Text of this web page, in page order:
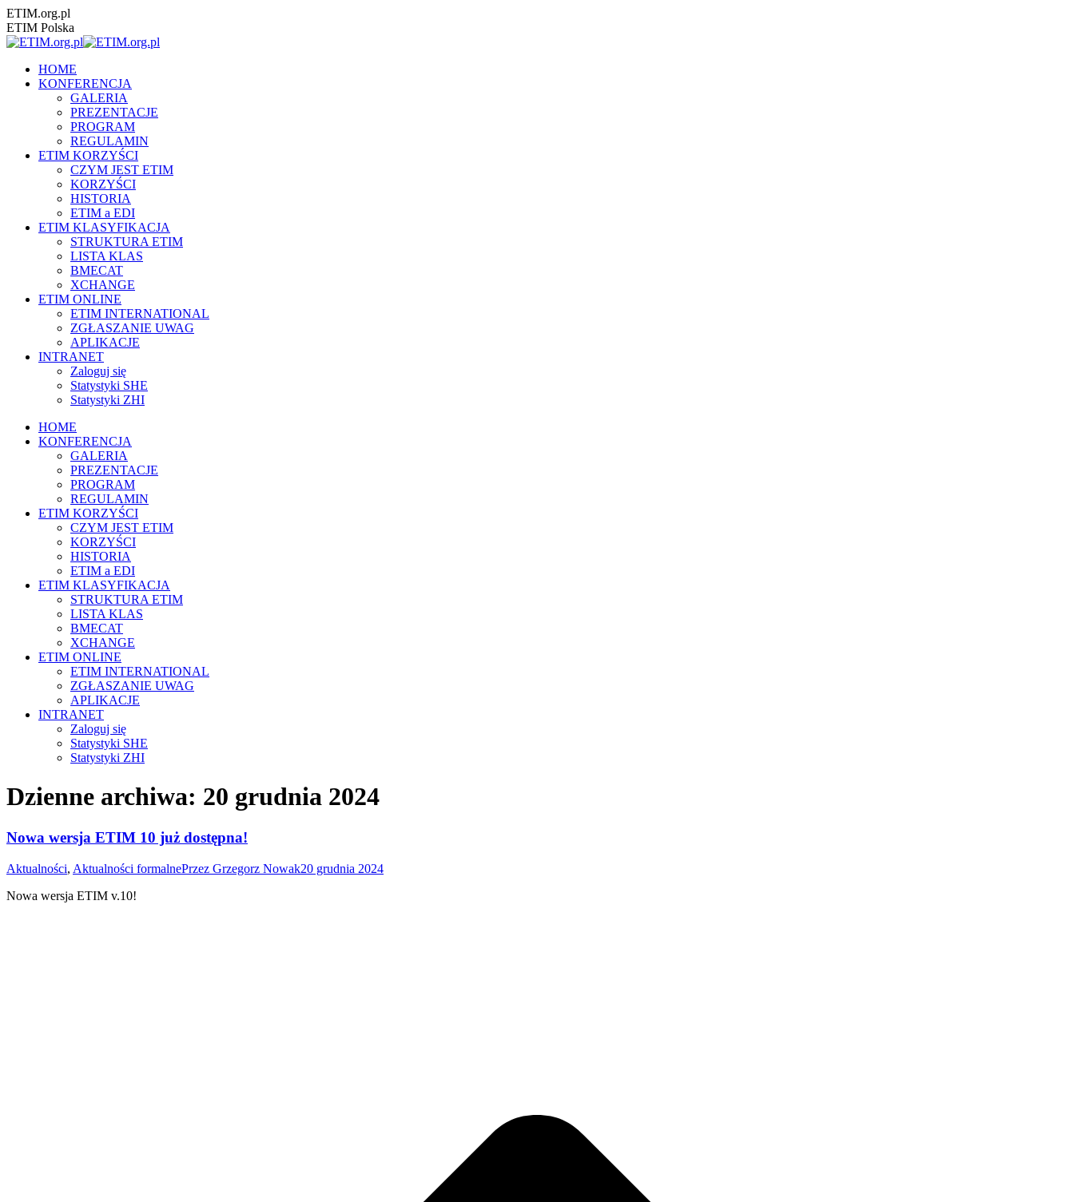
Przewiń
do
zawartości
ETIM.org.pl
ETIM Polska
HOME
KONFERENCJA
GALERIA
PREZENTACJE
PROGRAM
REGULAMIN
ETIM KORZYŚCI
CZYM JEST ETIM
KORZYŚCI
HISTORIA
ETIM a EDI
ETIM KLASYFIKACJA
STRUKTURA ETIM
LISTA KLAS
BMECAT
XCHANGE
ETIM ONLINE
ETIM INTERNATIONAL
ZGŁASZANIE UWAG
APLIKACJE
INTRANET
Zaloguj się
Statystyki SHE
Statystyki ZHI
HOME
KONFERENCJA
GALERIA
PREZENTACJE
PROGRAM
REGULAMIN
ETIM KORZYŚCI
CZYM JEST ETIM
KORZYŚCI
HISTORIA
ETIM a EDI
ETIM KLASYFIKACJA
STRUKTURA ETIM
LISTA KLAS
BMECAT
XCHANGE
ETIM ONLINE
ETIM INTERNATIONAL
ZGŁASZANIE UWAG
APLIKACJE
INTRANET
Zaloguj się
Statystyki SHE
Statystyki ZHI
Dzienne archiwa: 20 grudnia 2024
Nowa wersja ETIM 10 już dostępna!
Aktualności, Aktualności formalnePrzez Grzegorz Nowak20 grudnia 2024
Nowa wersja ETIM v.10!